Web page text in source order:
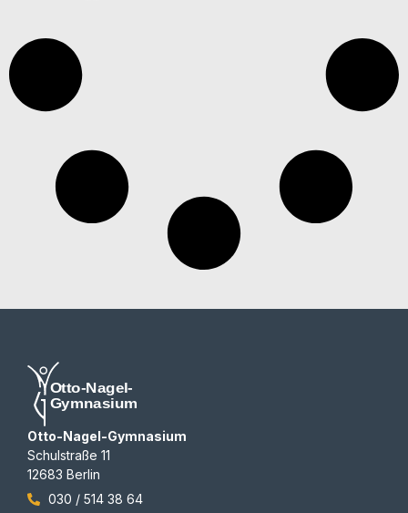
Otto-Nagel-Gymnasium
Schulstraße 11
12683 Berlin
030 / 514 38 64